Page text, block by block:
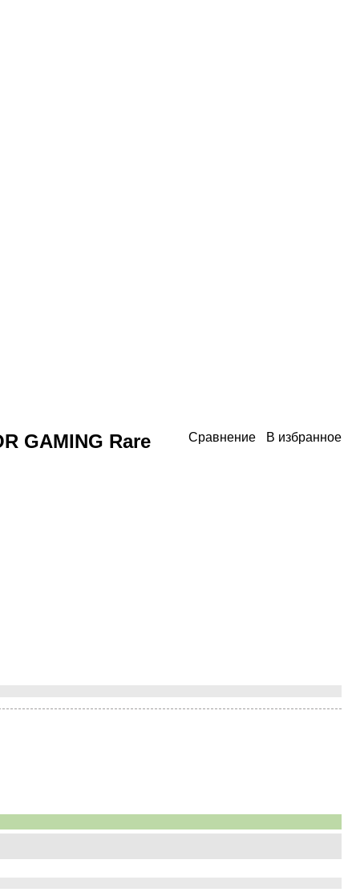
В избранное
Сравнение
GAMING Rare